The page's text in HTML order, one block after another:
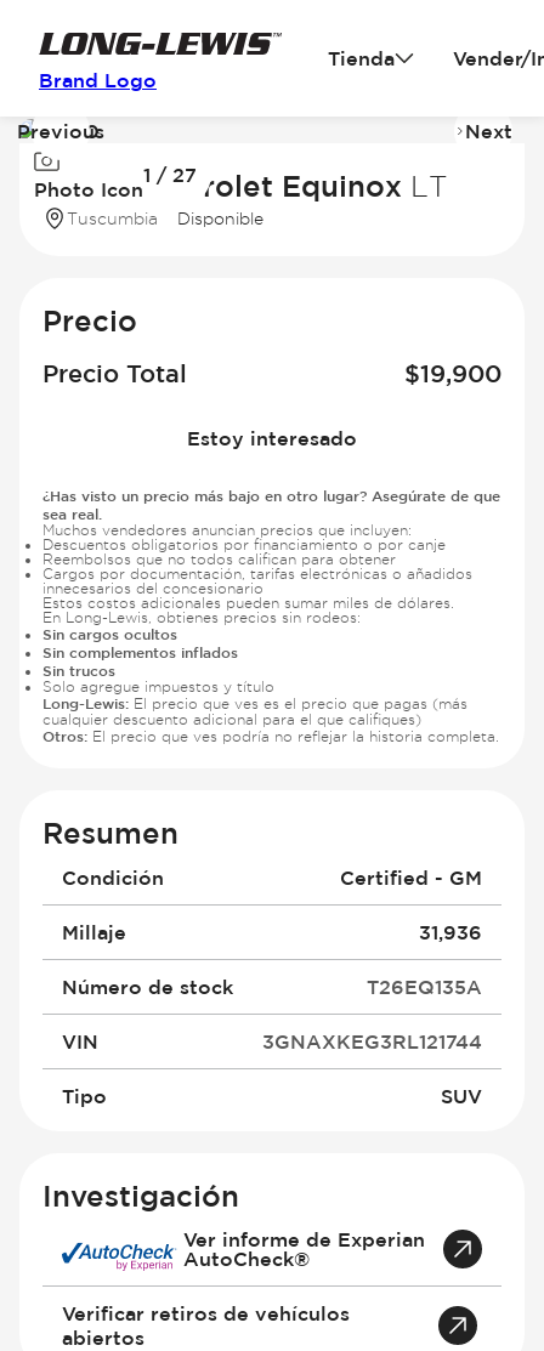
Brand Logo
Tienda Vender/
Image
of
Photo Icon
1 / 27
Previous Next
2024 Chevrolet Equinox LT
Tuscumbia Disponible
Precio
Precio Total $19,900
Estoy interesado
¿Has visto un precio más bajo en otro lugar? Asegúrate de que
sea real.
Muchos vendedores anuncian precios que incluyen:
Descuentos obligatorios por financiamiento o por canje
Reembolsos que no todos califican para obtener
Cargos por documentación, tarifas electrónicas o añadidos
innecesarios del concesionario
Estos costos adicionales pueden sumar miles de dólares.
En Long-Lewis, obtienes precios sin rodeos:
Sin cargos ocultos
Sin complementos inflados
Sin trucos
Solo agregue impuestos y título
Long-Lewis: El precio que ves es el precio que pagas (más
cualquier descuento adicional para el que califiques)
Otros: El precio que ves podría no reflejar la historia completa.
Resumen
Condición Certified - GM
Millaje 31,936
Número de stock T26EQ135A
VIN 3GNAXKEG3RL121744
Tipo SUV
Investigación
Ver informe de Experian
AutoCheck®
Verificar retiros de vehículos
abiertos